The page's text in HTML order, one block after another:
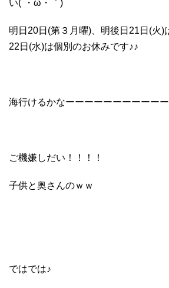
い(´・ω・｀)
明日20日(第３月曜)、明後日21日(火)
22日(水)は個別のお休みです♪♪
海行けるかなーーーーーーーーーー
ご機嫌しだい！！！！
子供と奥さんのｗｗ
ではでは♪